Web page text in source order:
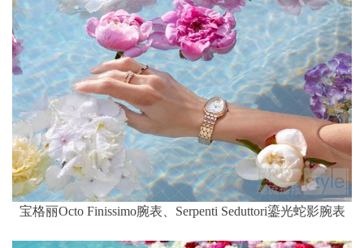
宝格丽Octo Finissimo腕表、Serpenti Seduttori鎏光蛇影腕表